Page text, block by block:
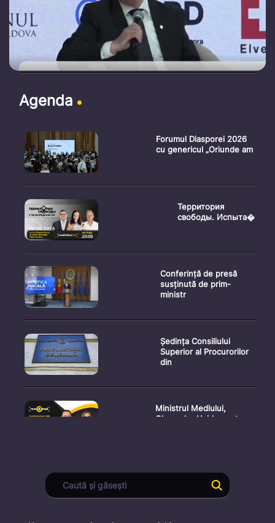
Agenda
Forumul Diasporei 2026
cu genericul „Oriunde am
Территория
свободы. Испыта�
Conferință de presă
susținută de prim-
ministr
Ședința Consiliului
Superior al Procurorilor
din
Ministrul Mediului,
Gheorghe Hajder, este
Consultări publice privind
proiectul de lege pent